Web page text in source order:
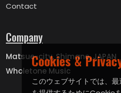
Contact
Company
Matsue-city, Shimane, JAPAN
Wholetone Music
Cookies &
このウェブサイトでは、